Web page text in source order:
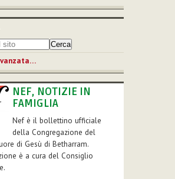
NEF, NOTIZIE IN
FAMIGLIA
Nef è il bollettino ufficiale
della Congregazione del
di Gesù di Betharram.
è a cura del Consiglio